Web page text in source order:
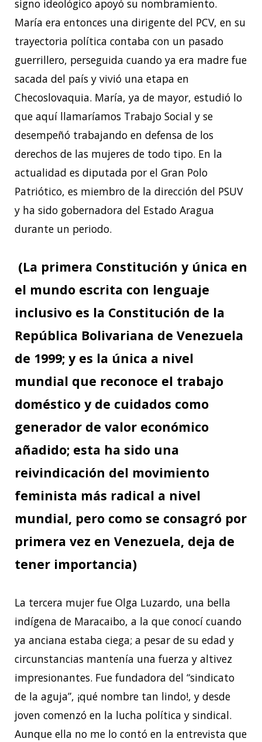
signo ideológico apoyó su nombramiento.
María era entonces una dirigente del PCV, en su
trayectoria política contaba con un pasado
guerrillero, perseguida cuando ya era madre fue
sacada del país y vivió una etapa en
Checoslovaquia. María, ya de mayor, estudió lo
que aquí llamaríamos Trabajo Social y se
desempeñó trabajando en defensa de los
derechos de las mujeres de todo tipo. En la
actualidad es diputada por el Gran Polo
Patriótico, es miembro de la dirección del PSUV
y ha sido gobernadora del Estado Aragua
durante un periodo.
(La primera Constitución y única en
el mundo escrita con lenguaje
inclusivo es la Constitución de la
República Bolivariana de Venezuela
de 1999; y es la única a nivel
mundial que reconoce el trabajo
doméstico y de cuidados como
generador de valor económico
añadido; esta ha sido una
reivindicación del movimiento
feminista más radical a nivel
mundial, pero como se consagró por
primera vez en Venezuela, deja de
tener importancia)
La tercera mujer fue Olga Luzardo, una bella
indígena de Maracaibo, a la que conocí cuando
ya anciana estaba ciega; a pesar de su edad y
circunstancias mantenía una fuerza y altivez
impresionantes. Fue fundadora del “sindicato
de la aguja”, ¡qué nombre tan lindo!, y desde
joven comenzó en la lucha política y sindical.
Aunque ella no me lo contó en la entrevista que